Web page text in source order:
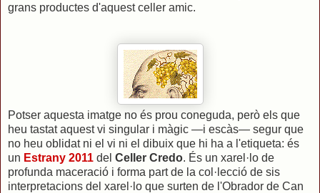
grans productes d'aquest celler amic.
Potser aquesta imatge no és prou coneguda, però els que
heu tastat aquest vi singular i màgic —i escàs— segur que
no heu oblidat ni el vi ni el dibuix que hi ha a l'etiqueta: és
un Estrany 2011 del Celler Credo. És un xarel·lo de
profunda maceració i forma part de la col·lecció de sis
interpretacions del xarel·lo que surten de l'Obrador de Can